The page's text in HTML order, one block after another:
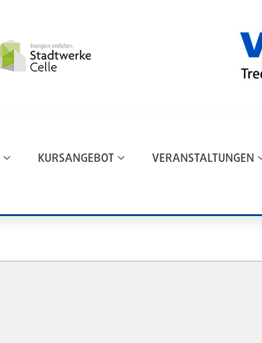
KURSANGEBOT VERANSTALTUNGEN